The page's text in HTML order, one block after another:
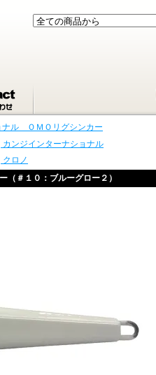
ナル ＯＭＯリグシンカー
カンジインターナショナル
クロノ
＃１０：ブルーグロー２）